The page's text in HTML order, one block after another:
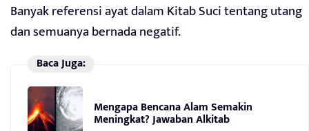
Banyak referensi ayat dalam Kitab Suci tentang utang
dan semuanya bernada negatif.
Baca Juga:
Mengapa Bencana Alam Semakin
Meningkat? Jawaban Alkitab